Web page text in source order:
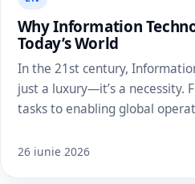
Why Information
Today’s World
In the 21st century,
just a luxury—it’s a necessity.
tasks to enabling global
26 iunie 2026